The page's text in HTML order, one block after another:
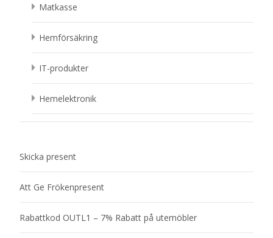
Matkasse
Hemförsäkring
IT-produkter
Hemelektronik
Skicka present
Att Ge Frökenpresent
Rabattkod OUTL1 – 7% Rabatt på utemöbler